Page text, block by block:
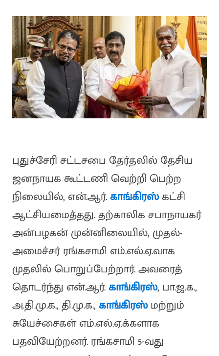
புதுச்சேரி சட்டசபை தேர்தலில் தேசிய
ஜனநாயக கூட்டணி வெற்றி பெற்ற
நிலையில், என்.ஆர்.காங்கிரஸ்கட்சி
ஆட்சியமைத்தது. தற்காலிக சபாநாயகர்
அன்பழகன் முன்னிலையில், முதல்-
அமைச்சர் ரங்கசாமி எம்.எல்.ஏ.வாக
முதலில் பொறுப்பேற்றார். அவரைத்
தொடர்ந்து என்.ஆர்.காங்கிரஸ், பா.ஜ.க.,
அ.தி.மு.க., தி.மு.க.,காங்கிரஸ்மற்றும்
சுயேச்சைகள் எம்.எல்.ஏ.க்களாக
பதவியேற்றனர். ரங்கசாமி 5-வது